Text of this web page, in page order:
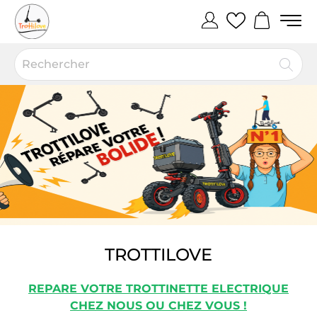
TROTTILOVE
REPARE VOTRE TROTTINETTE ELECTRIQUE
CHEZ NOUS OU CHEZ VOUS !